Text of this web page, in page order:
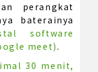
perangkat
baterainya
software
meet).
30 menit,